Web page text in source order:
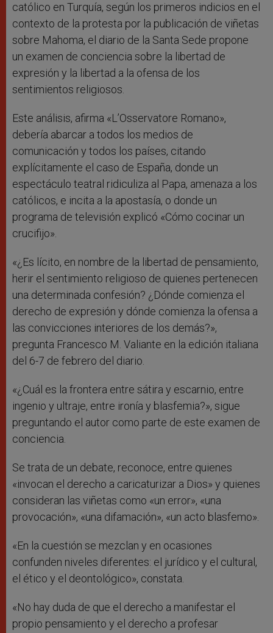
católico en Turquía, según los primeros indicios en el
contexto de la protesta por la publicación de viñetas
sobre Mahoma, el diario de la Santa Sede propone
un examen de conciencia sobre la libertad de
expresión y la libertad a la ofensa de los
sentimientos religiosos.
Este análisis, afirma «L’Osservatore Romano»,
debería abarcar a todos los medios de
comunicación y todos los países, citando
explícitamente el caso de España, donde un
espectáculo teatral ridiculiza al Papa, amenaza a los
católicos, e incita a la apostasía, o donde un
programa de televisión explicó «Cómo cocinar un
crucifijo».
«¿Es lícito, en nombre de la libertad de pensamiento,
herir el sentimiento religioso de quienes pertenecen
una determinada confesión? ¿Dónde comienza el
derecho de expresión y dónde comienza la ofensa a
las convicciones interiores de los demás?»,
pregunta Francesco M. Valiante en la edición italiana
del 6-7 de febrero del diario.
«¿Cuál es la frontera entre sátira y escarnio, entre
ingenio y ultraje, entre ironía y blasfemia?», sigue
preguntando el autor como parte de este examen de
conciencia.
Se trata de un debate, reconoce, entre quienes
«invocan el derecho a caricaturizar a Dios» y quienes
consideran las viñetas como «un error», «una
provocación», «una difamación», «un acto blasfemo».
«En la cuestión se mezclan y en ocasiones
confunden niveles diferentes: el jurídico y el cultural,
el ético y el deontológico», constata.
«No hay duda de que el derecho a manifestar el
propio pensamiento y el derecho a profesar